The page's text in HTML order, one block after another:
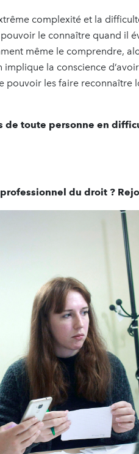
complexité et la
le connaître quand il
même le comprendre,
la conscience
pouvoir les faire reconnaître
de toute personne en
du droit ?